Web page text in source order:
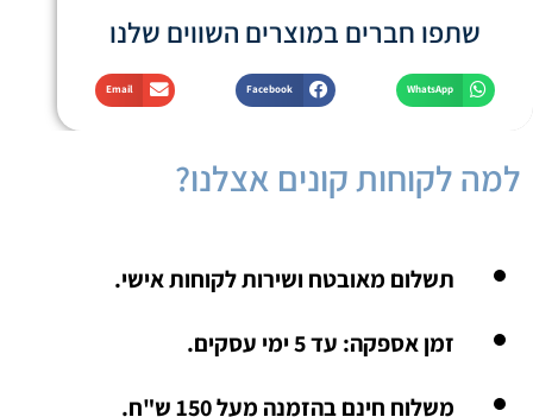
שתפו חברים במוצרים השווים שלנו
WhatsApp
Facebook
Email
למה לקוחות קונים אצלנו?
תשלום מאובטח ושירות לקוחות אישי.
זמן אספקה: עד 5 ימי עסקים.
משלוח חינם בהזמנה מעל 150 ש"ח.